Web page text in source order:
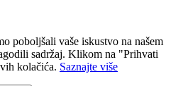
poboljšali vaše iskustvo na našem
sadržaj. Klikom na "Prihvati
kolačića. Saznajte više